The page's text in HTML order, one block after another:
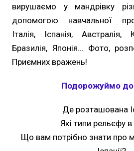
вирушаємо у мандрівку
допомогою навчальної
Італія, Іспанія, Австралія,
Бразилія, Японія… Фото,
Приємних вражень!
Подорожуймо до
Де розташована
Які типи рельєфу в
Що вам потрібно знати про